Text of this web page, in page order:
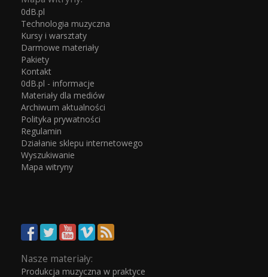
0dB.pl
Technologia muzyczna
Kursy i warsztaty
Darmowe materiały
Pakiety
Kontakt
0dB.pl - informacje
Materiały dla mediów
Archiwum aktualności
Polityka prywatności
Regulamin
Działanie sklepu internetowego
Wyszukiwanie
Mapa witryny
Nasze materiały:
Produkcja muzyczna w praktyce